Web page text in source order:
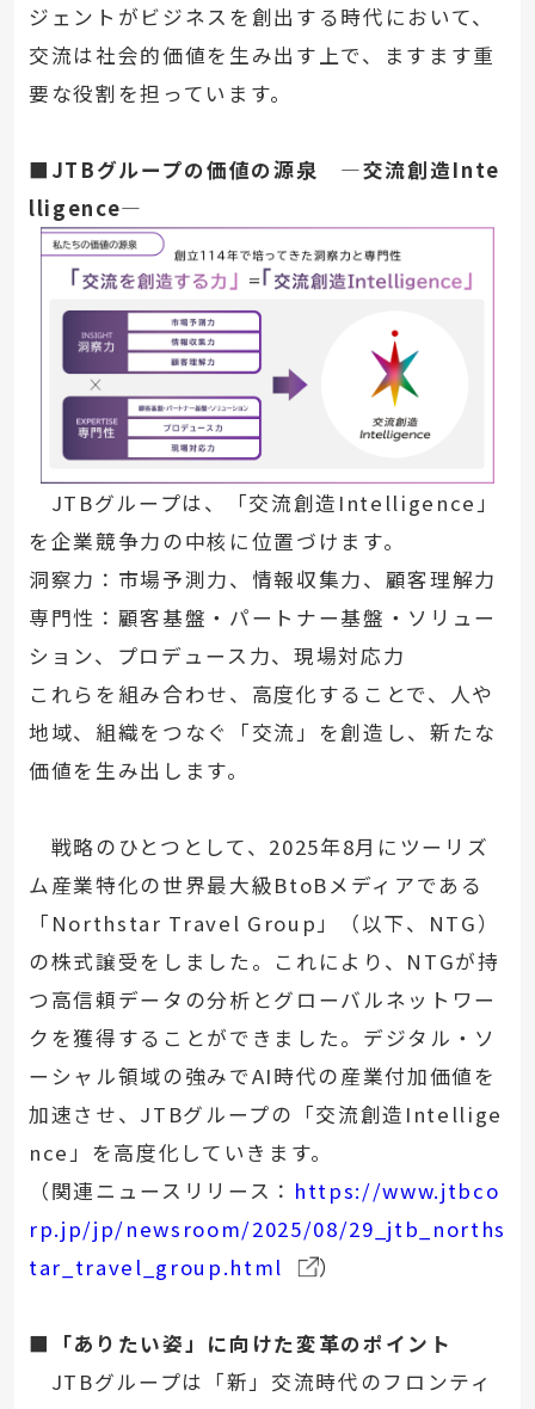
ジェントがビジネスを創出する時代において、
交流は社会的価値を生み出す上で、ますます重
要な役割を担っています。
■JTBグループの価値の源泉 ―交流創造Inte
lligence―
JTBグループは、「交流創造Intelligence」
を企業競争力の中核に位置づけます。
洞察力：市場予測力、情報収集力、顧客理解力
専門性：顧客基盤・パートナー基盤・ソリュー
ション、プロデュース力、現場対応力
これらを組み合わせ、高度化することで、人や
地域、組織をつなぐ「交流」を創造し、新たな
価値を生み出します。
戦略のひとつとして、2025年8月にツーリズ
ム産業特化の世界最大級BtoBメディアである
「Northstar Travel Group」（以下、NTG）
の株式譲受をしました。これにより、NTGが持
つ高信頼データの分析とグローバルネットワー
クを獲得することができました。デジタル・ソ
ーシャル領域の強みでAI時代の産業付加価値を
加速させ、JTBグループの「交流創造Intellige
nce」を高度化していきます。
（関連ニュースリリース： https://www.jtbco
rp.jp/jp/newsroom/2025/08/29_jtb_norths
tar_travel_group.html
）
■「ありたい姿」に向けた変革のポイント
JTBグループは「新」交流時代のフロンティ